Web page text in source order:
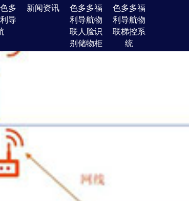
多污污APP下载
多
导
新闻资讯
色多多福
利导航物
联人脸识
别储物柜
色多多福
利导航物
联梯控系
统